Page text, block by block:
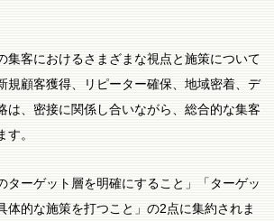
集客におけるさまざまな視点と施策について
規顧客獲得、リピーター確保、地域密着、デ
は、密接に関係し合いながら、総合的な集客
す。
ターゲット層を明確にすること」「ターゲッ
体的な施策を打つこと」の2点に集約されま